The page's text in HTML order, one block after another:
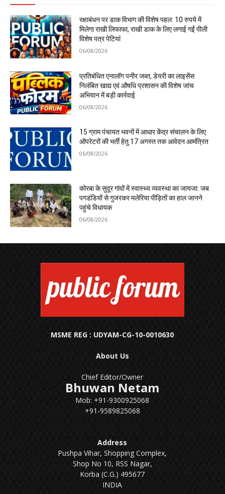
रक्षाबंधन पर डाक विभाग की विशेष पहल: 10 रुपये में
मिलेगा राखी लिफाफा, राखी डाक के लिए लगाई गईं पीली
विशेष पत्र पेटियां
06/08/2026
प्रतिबंधित एनालॉग पनीर जब्त, डेयरी का लाइसेंस
निलंबित खाद्य एवं औषधि प्रशासन की विशेष जांच
अभियान में बड़ी कार्रवाई
06/08/2026
15 ग्राम पंचायत भवनों में आधार केंद्र संचालन के लिए
ऑपरेटरों की भर्ती हेतु 17 अगस्त तक आवेदन आमंत्रित
06/08/2026
कोरबा के सुदूर गांवों में स्वास्थ्य व्यवस्था का जायजा: जब
पगडंडियों से गुजरकर मलेरिया पीड़ितों का हाल जानने
पहुंचे विधायक
06/08/2026
MSME REG : UDYAM-CG-10-0010630
About Us
Chief Editor/Owner
Bhuwan Netam
Mob: +91-9300925068
+91-9589825068
Address
Pushpa Vihar, Shopping Complex,
Shop No 10, RSS Nagar,
Korba (C.G.) 495677
INDIA